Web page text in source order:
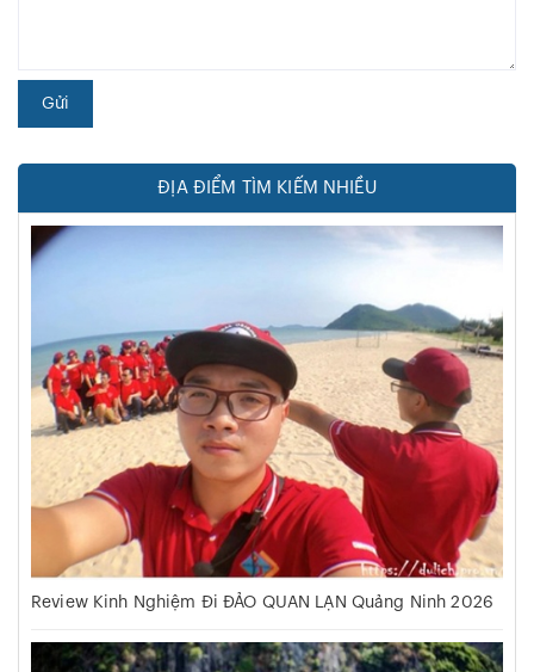
Gửi
ĐỊA ĐIỂM TÌM KIẾM NHIỀU
Review Kinh Nghiệm Đi ĐẢO QUAN LẠN Quảng Ninh 2026